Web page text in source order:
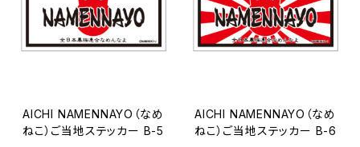
AICHI NAMENNAYO（なめ
ねこ）ご当地ステッカー B-5
AICHI NAMENNAYO（なめ
ねこ）ご当地ステッカー B-6